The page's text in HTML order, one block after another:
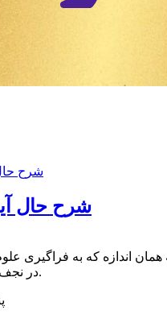
شرح حال
همان اندازه که به
در نجف اشرف، کراماتى از او ظاهر گردید.